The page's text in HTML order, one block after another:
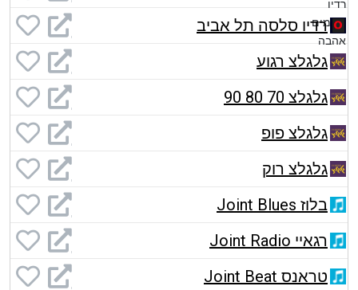
רדיו סלסה תל אביב
גלגלצ רגוע
גלגלצ 70 80 90
גלגלצ פופ
גלגלצ רוק
בלוז Joint Blues
רגאיי Joint Radio
טראנס Joint Beat